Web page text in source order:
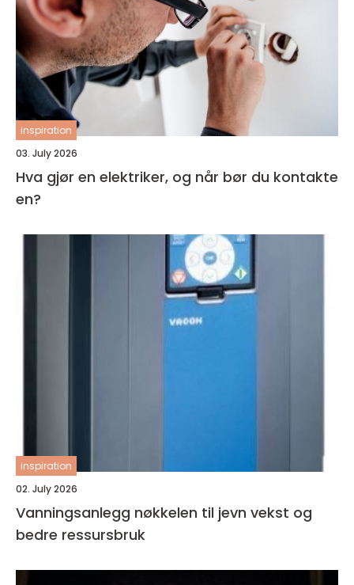
inspiration
03. July 2026
Hva gjør en elektriker, og når bør du kontakte
en?
inspiration
02. July 2026
Vanningsanlegg nøkkelen til jevn vekst og
bedre ressursbruk